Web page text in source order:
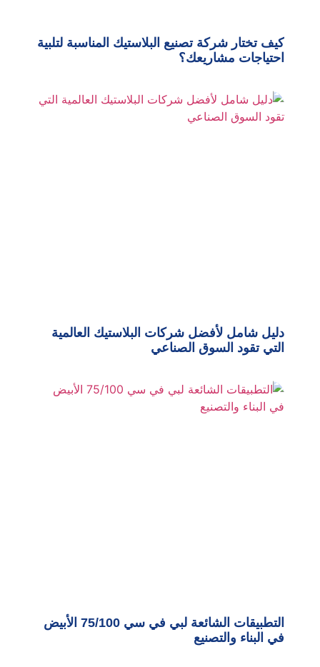
كيف تختار شركة تصنيع البلاستيك المناسبة لتلبية
احتياجات مشاريعك؟
دليل شامل لأفضل شركات البلاستيك العالمية
التي تقود السوق الصناعي
التطبيقات الشائعة لبي في سي 75/100 الأبيض
في البناء والتصنيع